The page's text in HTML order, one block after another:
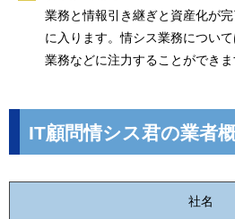
業務と情報引き継ぎと資産化が
に入ります。情シス業務につい
業務などに注力することができま
IT顧問情シス君の業者
社名